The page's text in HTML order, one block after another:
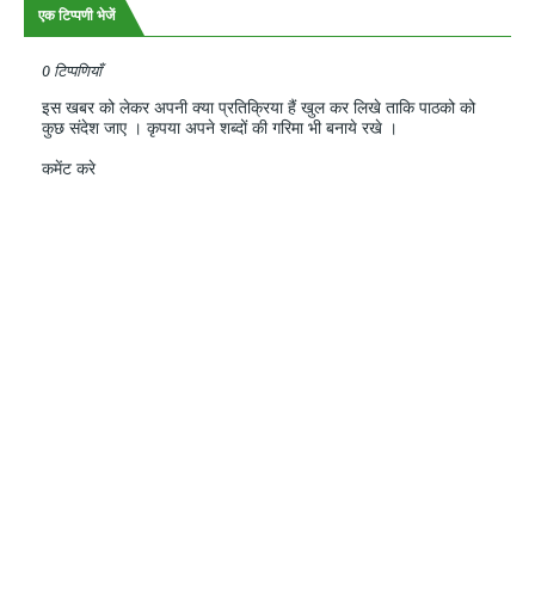
एक टिप्पणी भेजें
0 टिप्पणियाँ
इस खबर को लेकर अपनी क्या प्रतिक्रिया हैं खुल कर लिखे ताकि पाठको को
कुछ संदेश जाए । कृपया अपने शब्दों की गरिमा भी बनाये रखे ।
कमेंट करे